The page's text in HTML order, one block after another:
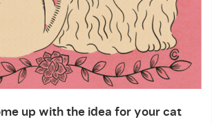
up with the idea for your cat